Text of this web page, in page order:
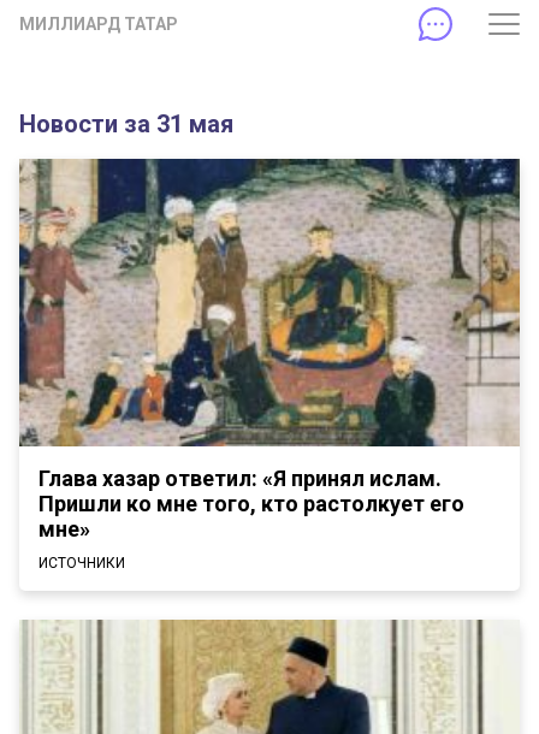
МИЛЛИАРД ТАТАР
Новости за 31 мая
Глава хазар ответил: «Я принял ислам.
Пришли ко мне того, кто растолкует его
мне»
ИСТОЧНИКИ